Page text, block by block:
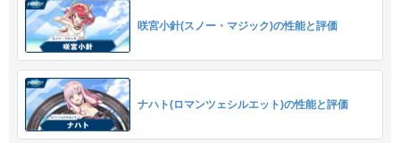
咲宮小針(スノー・マジック)の性能と評価
ナハト(ロマンツェシルエット)の性能と評価